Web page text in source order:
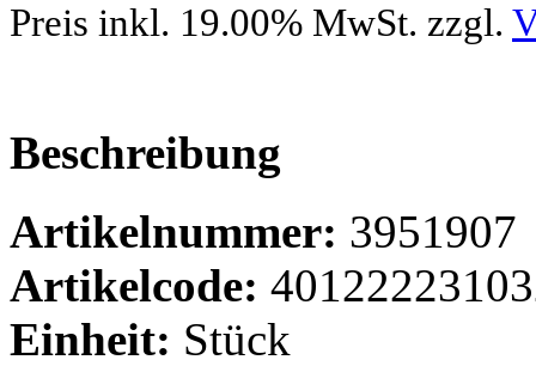
Preis inkl. 19.00% MwSt. zzgl.
Beschreibung
Artikelnummer: 3951907
Artikelcode:
Einheit: Stück